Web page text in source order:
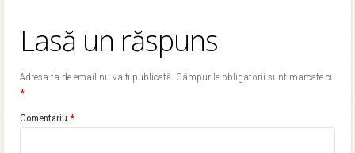
Lasă un răspuns
Adresa ta de email nu va fi publicată. Câmpurile obligatorii sunt marcate cu
*
Comentariu *